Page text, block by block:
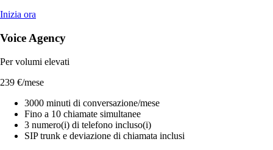
Inizia ora
Voice Agency
Per volumi elevati
239 €/mese
3000 minuti di conversazione/mese
Fino a 10 chiamate simultanee
3 numero(i) di telefono incluso(i)
SIP trunk e deviazione di chiamata inclusi